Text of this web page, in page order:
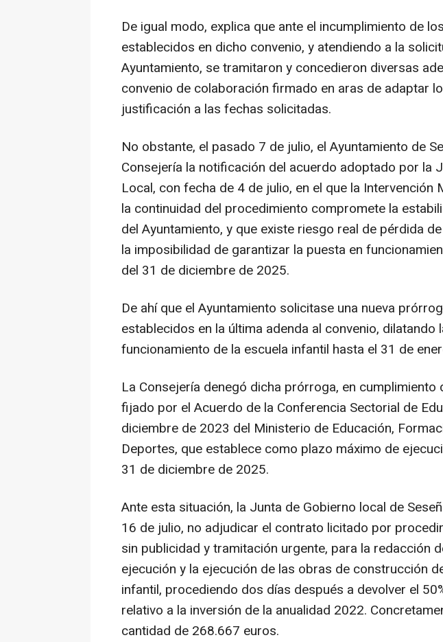
De igual modo, explica que ante el incumplimiento de
establecidos en dicho convenio, y atendiendo a la
Ayuntamiento, se tramitaron y concedieron diversas
convenio de colaboración firmado en aras de adaptar
justificación a las fechas solicitadas.
No obstante, el pasado 7 de julio, el Ayuntamiento de
Consejería la notificación del acuerdo adoptado por la
Local, con fecha de 4 de julio, en el que la Intervención
la continuidad del procedimiento compromete la
del Ayuntamiento, y que existe riesgo real de pérdida
la imposibilidad de garantizar la puesta en
del 31 de diciembre de 2025.
De ahí que el Ayuntamiento solicitase una nueva
establecidos en la última adenda al convenio, dilatando
funcionamiento de la escuela infantil hasta el 31 de
La Consejería denegó dicha prórroga, en cumplimiento
fijado por el Acuerdo de la Conferencia Sectorial de
diciembre de 2023 del Ministerio de Educación,
Deportes, que establece como plazo máximo de
31 de diciembre de 2025.
Ante esta situación, la Junta de Gobierno local de
16 de julio, no adjudicar el contrato licitado por
sin publicidad y tramitación urgente, para la redacción
ejecución y la ejecución de las obras de construcción
infantil, procediendo dos días después a devolver el
relativo a la inversión de la anualidad 2022.
cantidad de 268.667 euros.